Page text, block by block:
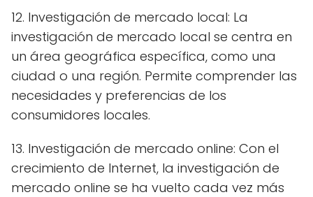
12. Investigación de mercado local: La
investigación de mercado local se centra en
un área geográfica específica, como una
ciudad o una región. Permite comprender las
necesidades y preferencias de los
consumidores locales.
13. Investigación de mercado online: Con el
crecimiento de Internet, la investigación de
mercado online se ha vuelto cada vez más